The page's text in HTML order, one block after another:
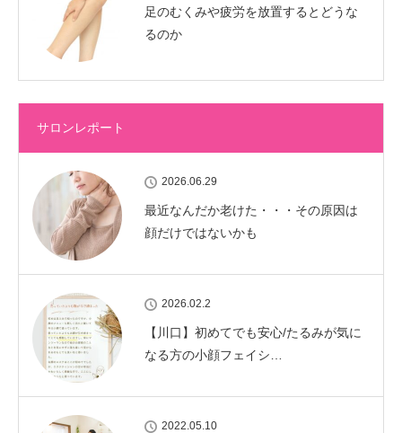
足のむくみや疲労を放置するとどうな
るのか
サロンレポート
2026.06.29
最近なんだか老けた・・・その原因は
顔だけではないかも
2026.02.2
【川口】初めてでも安心/たるみが気に
なる方の小顔フェイシ…
2022.05.10